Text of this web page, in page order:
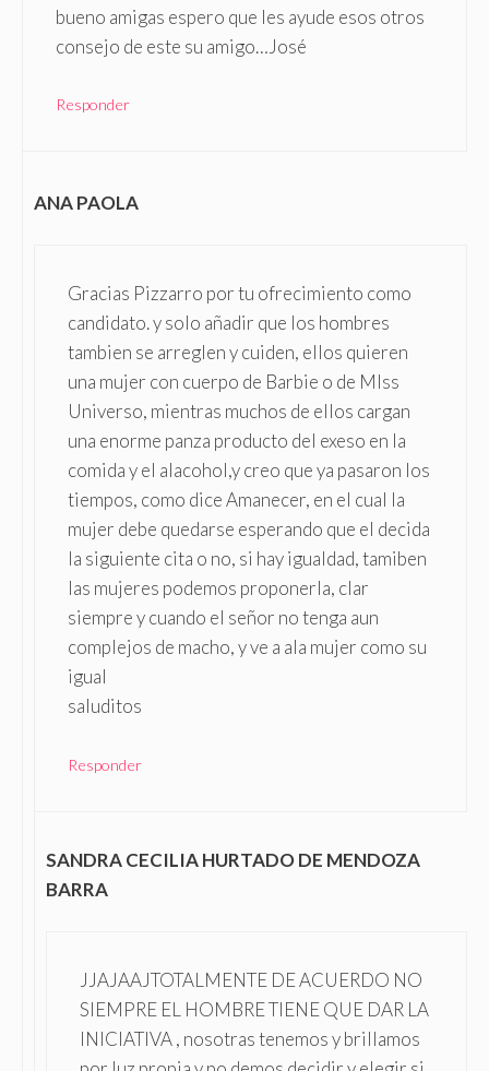
bueno amigas espero que les ayude esos otros
consejo de este su amigo…José
Responder
ANA PAOLA
Gracias Pizzarro por tu ofrecimiento como
candidato. y solo añadir que los hombres
tambien se arreglen y cuiden, ellos quieren
una mujer con cuerpo de Barbie o de MIss
Universo, mientras muchos de ellos cargan
una enorme panza producto del exeso en la
comida y el alacohol,y creo que ya pasaron los
tiempos, como dice Amanecer, en el cual la
mujer debe quedarse esperando que el decida
la siguiente cita o no, si hay igualdad, tamiben
las mujeres podemos proponerla, clar
siempre y cuando el señor no tenga aun
complejos de macho, y ve a ala mujer como su
igual
saluditos
Responder
SANDRA CECILIA HURTADO DE MENDOZA
BARRA
JJAJAAJTOTALMENTE DE ACUERDO NO
SIEMPRE EL HOMBRE TIENE QUE DAR LA
INICIATIVA , nosotras tenemos y brillamos